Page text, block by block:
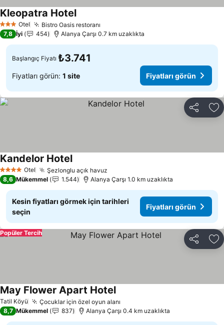
3 YıldızOtel Bistro Oasis restoranı
Kleopatra HotelFiyatları görün
7,8 İyi 454 Alanya Çarşı 0.7 km uzaklıkta
Başlangıç Fiyatı ₺3.741
Fiyatları görün: 1 site Fiyatları görün
Paylaş
4 Yıldız Otel Şezlonglu açık havuz
Kandelor HotelFiyatları görün
8,6 Mükemmel 1.544 Alanya Çarşı 1.0 km uzaklıkta
Kesin fiyatları görmek için tarihleri
seçin
Fiyatları görün
Paylaş
Popüler Tercih
Tatil Köyü Çocuklar için özel oyun alanı
May Flower Apart HotelFiyatları görün
8,7 Mükemmel 837 Alanya Çarşı 0.4 km uzaklıkta